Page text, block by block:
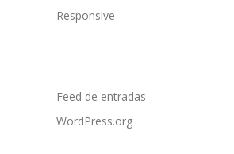
Responsive
Feed de entradas
WordPress.org